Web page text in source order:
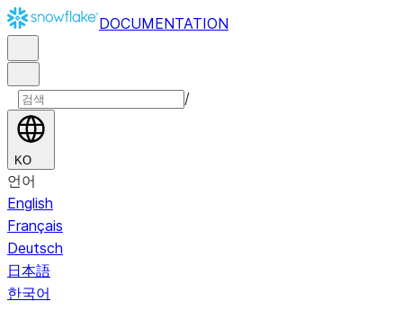
DOCUMENTATION
/
KO
언어
English
Français
Deutsch
日本語
한국어